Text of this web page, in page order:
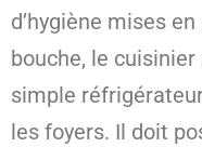
d’hygiène mises
bouche, le
simple
les foyers. Il doit